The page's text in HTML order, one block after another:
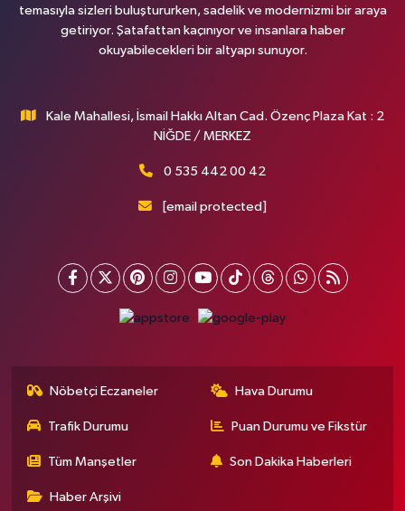
temasıyla sizleri buluştururken, sadelik ve modernizmi bir araya
getiriyor. Şatafattan kaçınıyor ve insanlara haber
okuyabilecekleri bir altyapı sunuyor.
Kale Mahallesi, İsmail Hakkı Altan Cad. Özenç Plaza Kat : 2
NİĞDE / MERKEZ
0 535 442 00 42
[email protected]
Nöbetçi Eczaneler Hava Durumu
Trafik Durumu Puan Durumu ve Fikstür
Tüm Manşetler Son Dakika Haberleri
Haber Arşivi